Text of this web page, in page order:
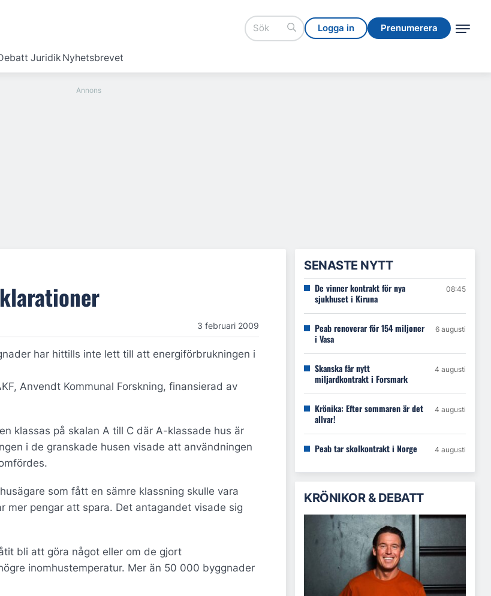
Logga in Prenumerera
JuridikNyhetsbrevet
Logga in Prenumerera
3 februari 2009
har hittills inte lett till att energiförbrukningen i
Anvendt Kommunal Forskning, finansierad av
klassas på skalan A till C där A-klassade hus är
i de granskade husen visade att användningen
som fått en sämre klassning skulle vara
mer pengar att spara. Det antagandet visade sig
bli att göra något eller om de gjort
inomhustemperatur. Mer än 50 000 byggnader
SENASTE NYTT
De vinner kontrakt för nya
sjukhuset i Kiruna
08:45
Peab renoverar för 154 miljoner
i Vasa
6 augusti
Skanska får nytt
miljardkontrakt i Forsmark
4 augusti
Krönika: Efter sommaren är det
allvar!
4 augusti
Peab tar skolkontrakt i Norge 4 augusti
KRÖNIKOR & DEBATT